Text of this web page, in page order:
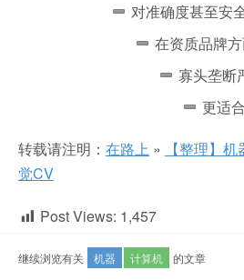
对准确度甚至安
在资质品牌
寡头垄断
更适
转载请注明： 在路上 »
【整理】
觉CV
Post Views: 1,457
继续浏览有关 机器 计算机 的文章